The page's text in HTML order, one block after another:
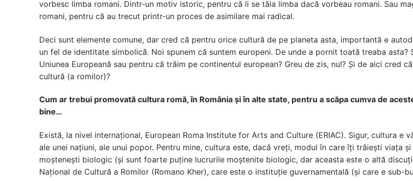
vorbesc limba romani. Dintr-un motiv istoric, pentru că li se tăia limba dacă vorbeau romani. Sau
romani, pentru că au trecut printr-un proces de asimilare mai radical.
Deci sunt elemente comune, dar cred că pentru orice cultură de pe planeta asta, importantă e
un fel de identitate simbolică. Noi spunem că suntem europeni. De unde a pornit toată treaba
Uniunea Europeană sau pentru că trăim pe continentul european? Greu de zis, nu!? Și de aici cred
cultură (a romilor)?
Cum ar trebui promovată cultura romă, în România și în alte state, pentru a scăpa cumva de
bine…
Există, la nivel internațional, European Roma Institute for Arts and Culture (ERIAC). Sigur, cultura
ale unei națiuni, ale unui popor. Pentru mine, cultura este, dacă vreți, modul în care îți trăiești viața
moștenești biologic (și sunt foarte puține lucrurile moștenite biologic, dar aceasta este o altă
Național de Cultură a Romilor (Romano Kher), care este o instituție guvernamentală (și care e sub-